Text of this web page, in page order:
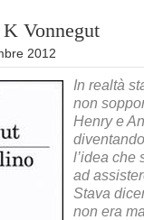
Vonnegut
2012
In realtà
non
Henry e
l’idea che
ad
Stava
non era